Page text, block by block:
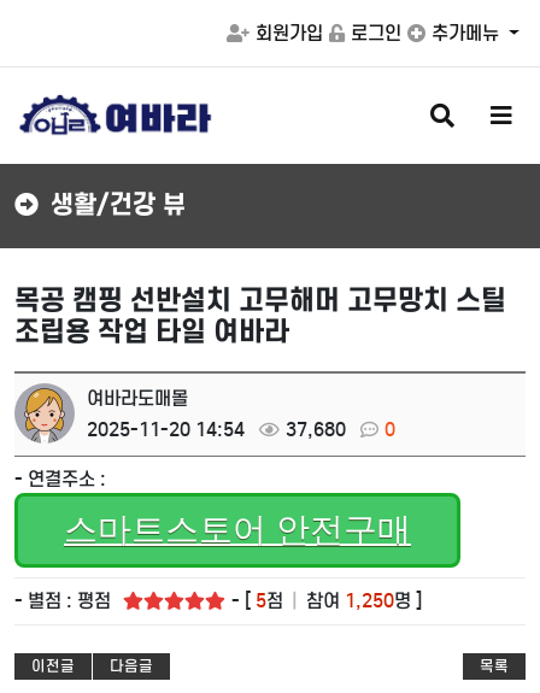
회원가입 로그인 추가메뉴
검
색
버
메
버
생활/건강 뷰
목공 캠핑 선반설치 고무해머 고무망치 스틸
조립용 작업 타일 여바라
여바라도매몰
2025-11-20 14:54
37,680 0
- 연결주소 :
스마트스토어 안전구매
- 별점 : 평점 - [ 5점 참여 1,250명 ]
이전글 다음글 목록